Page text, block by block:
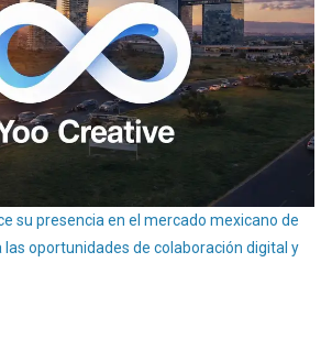
su presencia en el mercado mexicano de
oportunidades de colaboración digital y